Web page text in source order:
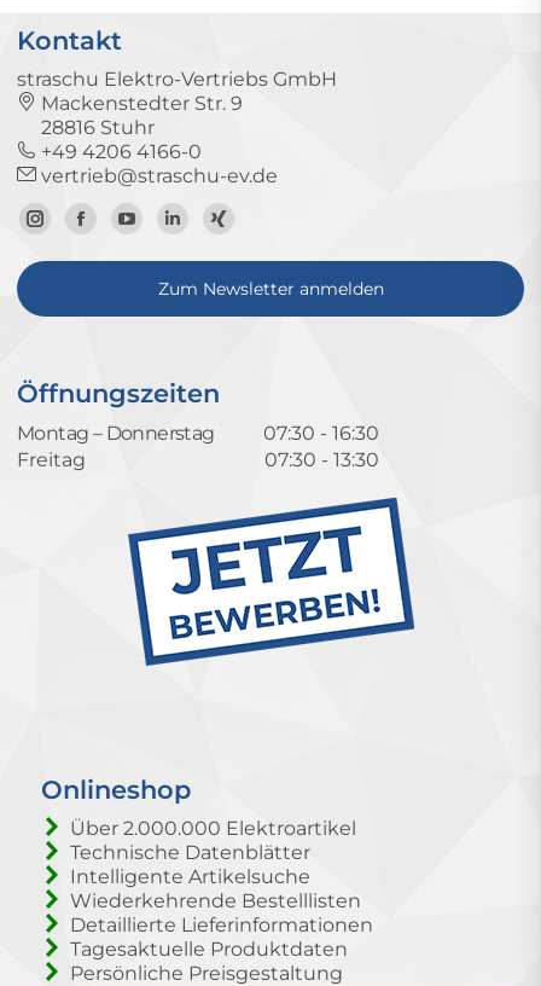
Kontakt
straschu Elektro-Vertriebs GmbH
Mackenstedter Str. 9
28816 Stuhr
+49 4206 4166-0
vertrieb@straschu-ev.de
Zum
Instagram-
Zur
Facebook-
Zum
YouTube-
Kanal
Zum
LinkedIn-
Profil
Zum
Xing-
Profil
Zum Newsletter anmelden
Öffnungszeiten
Montag – Donnerstag
07:30 - 16:30
Freitag
07:30 - 13:30
Onlineshop
Über 2.000.000 Elektroartikel
Technische Datenblätter
Intelligente Artikelsuche
Wiederkehrende Bestelllisten
Detaillierte Lieferinformationen
Tagesaktuelle Produktdaten
Persönliche Preisgestaltung